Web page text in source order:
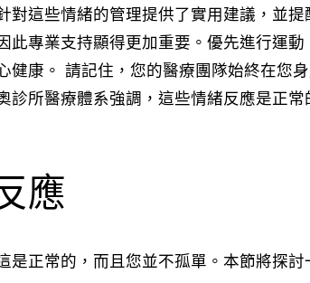
對這些情緒的管理提供了實用建議，並
此專業支持顯得更加重要。優先進行運
康。 請記住，您的醫療團隊始終在您
診所醫療體系強調，這些情緒反應是正
應
是正常的，而且您並不孤單。本節將探